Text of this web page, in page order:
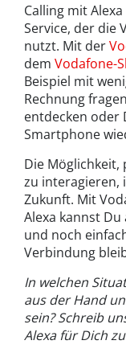
Calling mit
Service, der die
nutzt. Mit der
dem Vodafone-
Beispiel mit
Rechnung
entdecken oder
Smartphone
Die Möglichkeit,
zu interagieren,
Zukunft. Mit
Alexa kannst
und noch
Verbindung
In welchen
aus der Hand
sein? Schreib
Alexa für Dich